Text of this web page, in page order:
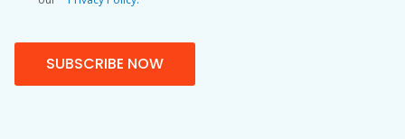
SUBSCRIBE NOW